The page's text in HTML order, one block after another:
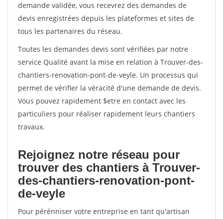
demande validée, vous recevrez des demandes de
devis enregistrées depuis les plateformes et sites de
tous les partenaires du réseau.
Toutes les demandes devis sont vérifiées par notre
service Qualité avant la mise en relation à Trouver-des-
chantiers-renovation-pont-de-veyle. Un processus qui
permet de vérifier la véracité d'une demande de devis.
Vous pouvez rapidement $etre en contact avec les
particuliers pour réaliser rapidement leurs chantiers
travaux.
Rejoignez notre réseau pour
trouver des chantiers à Trouver-
des-chantiers-renovation-pont-
de-veyle
Pour pérénniser votre entreprise en tant qu'artisan